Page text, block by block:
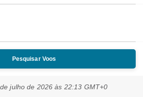
Pesquisar Voos
julho de 2026 às 22:13 GMT+0